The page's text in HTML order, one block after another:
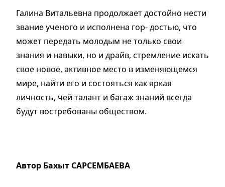
Галина Витальевна продолжает достойно нести
звание ученого и исполнена гор- достью, что
может передать молодым не только свои
знания и навыки, но и драйв, стремление искать
свое новое, активное место в изменяющемся
мире, найти его и состояться как яркая
личность, чей талант и багаж знаний всегда
будут востребованы обществом.
Автор Бахыт САРСЕМБАЕВА